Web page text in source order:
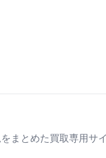
まとめた買取専用サイ